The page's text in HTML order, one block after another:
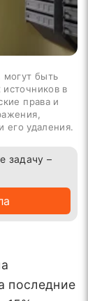
могут быть
в
права и
его удаления.
задачу –
последние